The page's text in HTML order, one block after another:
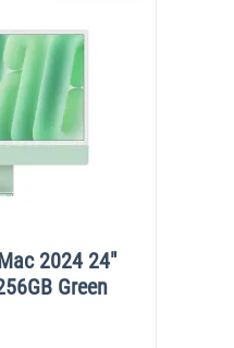
2024 24"
Green